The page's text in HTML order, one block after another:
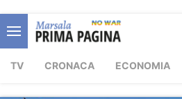
TV CRONACA ECONOMIA